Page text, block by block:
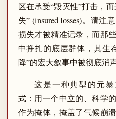
区在承受“毁灭性”打击，
失” (insured losses)。请注
损失才被精准记录，而那
中挣扎的底层群体，其生
降”的宏大叙事中被彻底消声
这是一种典型的元暴
式：用一个中立的、科学
作为掩体，掩盖了气候崩